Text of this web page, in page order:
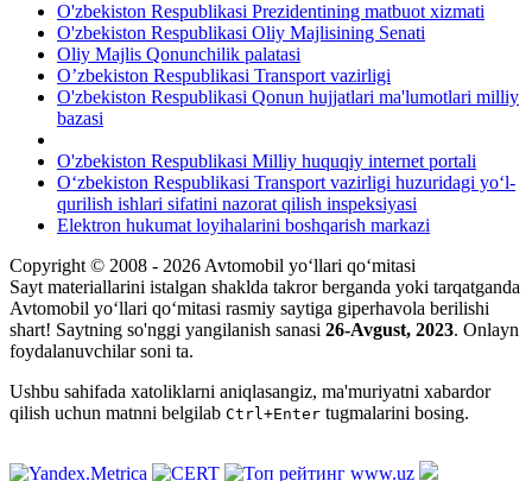
O'zbekiston Respublikasi Prezidentining matbuot xizmati
O'zbekiston Respublikasi Oliy Majlisining Senati
Oliy Majlis Qonunchilik palatasi
O’zbekiston Respublikasi Transport vazirligi
O'zbekiston Respublikasi Qonun hujjatlari ma'lumotlari milliy
bazasi
O'zbekiston Respublikasi Milliy huquqiy internet portali
O‘zbekiston Respublikasi Transport vazirligi huzuridagi yo‘l-
qurilish ishlari sifatini nazorat qilish inspeksiyasi
Elektron hukumat loyihalarini boshqarish markazi
Copyright © 2008 - 2026 Avtomobil yo‘llari qo‘mitasi
Sayt materiallarini istalgan shaklda takror berganda yoki tarqatganda
Avtomobil yo‘llari qo‘mitasi rasmiy saytiga giperhavola berilishi
shart! Saytning so'nggi yangilanish sanasi 26-Avgust, 2023. Onlayn
foydalanuvchilar soni ta.
Ushbu sahifada xatoliklarni aniqlasangiz, ma'muriyatni xabardor
qilish uchun matnni belgilab Ctrl+Enter tugmalarini bosing.